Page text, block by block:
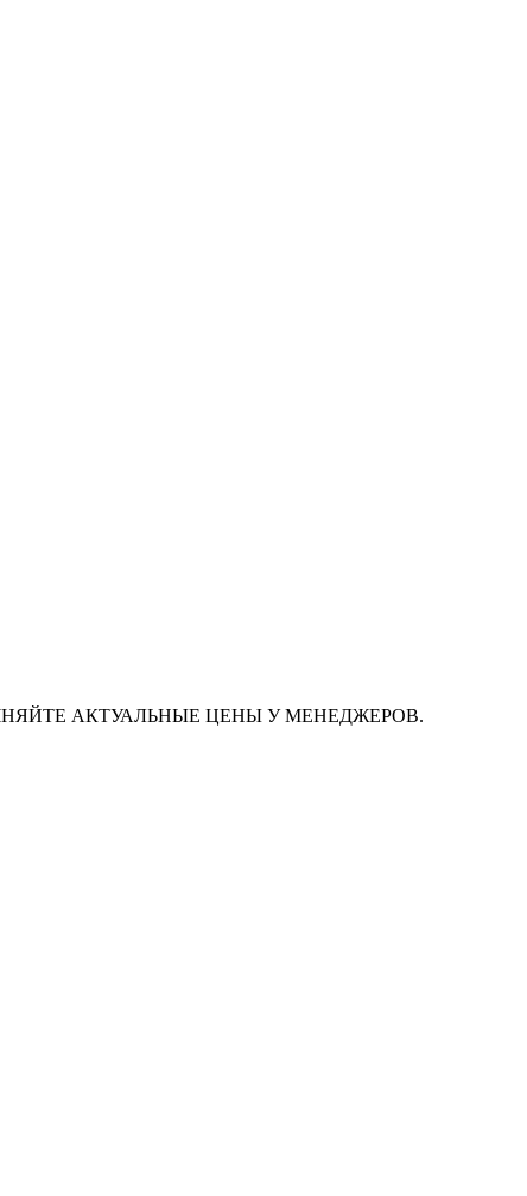
АКТУАЛЬНЫЕ ЦЕНЫ У МЕНЕДЖЕРОВ.